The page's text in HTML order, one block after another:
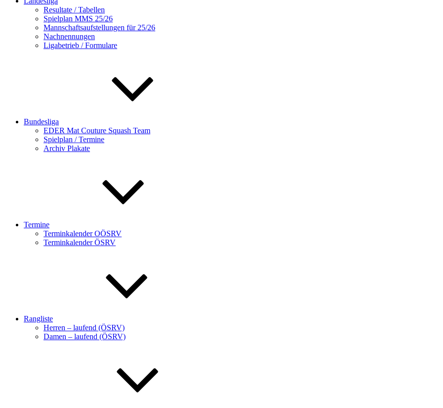
Resultate / Tabellen
Spielplan MMS 25/26
Mannschaftsaufstellungen für 25/26
Nachnennungen
Ligabetrieb / Formulare
Bundesliga
EDER Mat Couture Squash Team
Spielplan / Termine
Archiv Plakate
Termine
Terminkalender OÖSRV
Terminkalender ÖSRV
Rangliste
Herren – laufend (ÖSRV)
Damen – laufend (ÖSRV)